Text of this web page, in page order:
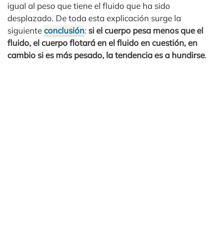
igual al peso que tiene el fluido que ha sido
desplazado. De toda esta explicación surge la
siguienteconclusión: si el cuerpo pesa menos que el
fluido, el cuerpo flotará en el fluido en cuestión, en
cambio si es más pesado, la tendencia es a hundirse.